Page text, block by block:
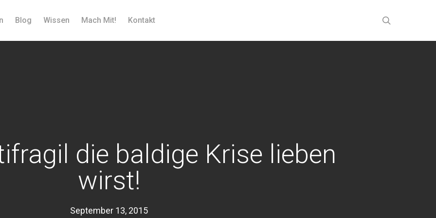
Blog Wissen Mach Mit! Kontakt
die baldige Krise lieben
wirst!
September 13, 2015